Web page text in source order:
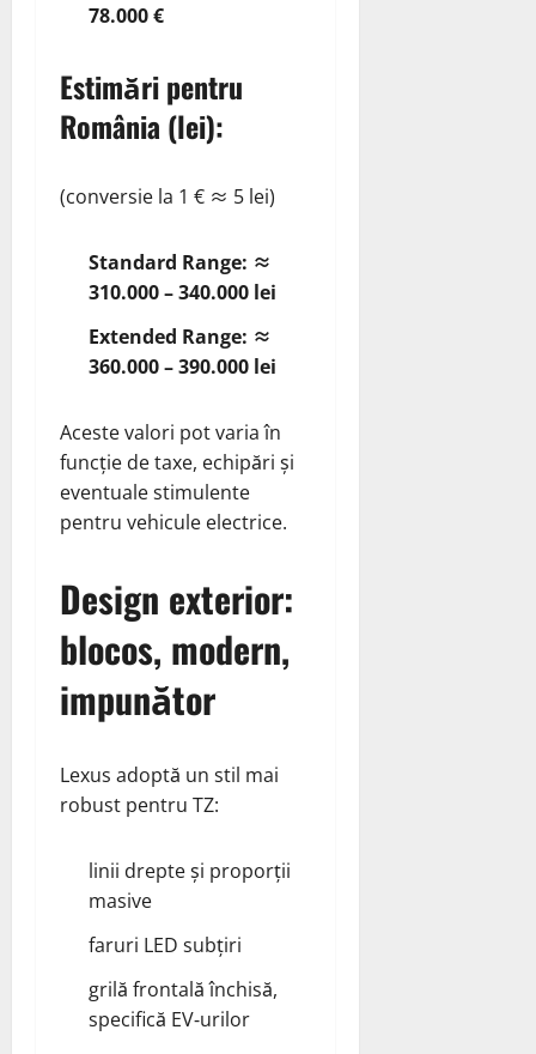
78.000 €
Estimări pentru
România (lei):
(conversie la 1 € ≈ 5 lei)
Standard Range: ≈
310.000 – 340.000 lei
Extended Range: ≈
360.000 – 390.000 lei
Aceste valori pot varia în
funcție de taxe, echipări și
eventuale stimulente
pentru vehicule electrice.
Design exterior:
blocos, modern,
impunător
Lexus adoptă un stil mai
robust pentru TZ:
linii drepte și proporții
masive
faruri LED subțiri
grilă frontală închisă,
specifică EV‑urilor